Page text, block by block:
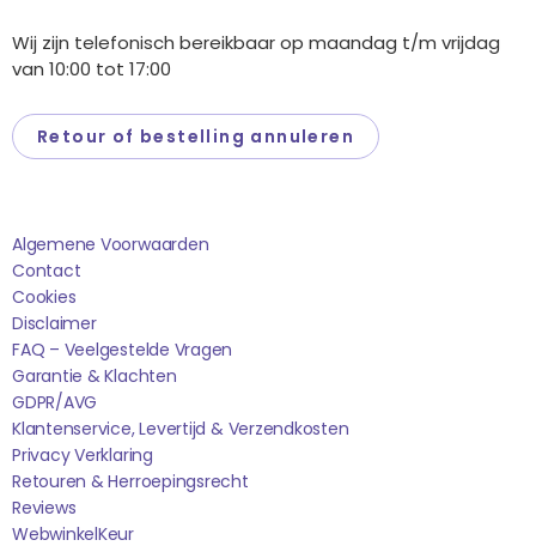
Wij zijn telefonisch bereikbaar op maandag t/m vrijdag
van 10:00 tot 17:00
Retour of bestelling annuleren
Algemene Voorwaarden
Contact
Cookies
Disclaimer
FAQ – Veelgestelde Vragen
Garantie & Klachten
GDPR/AVG
Klantenservice, Levertijd & Verzendkosten
Privacy Verklaring
Retouren & Herroepingsrecht
Reviews
WebwinkelKEur